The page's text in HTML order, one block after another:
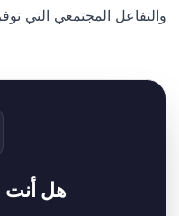
والتفاعل المجتمعي التي
هل أنت